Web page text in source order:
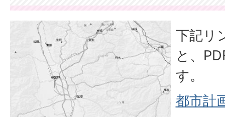
下記リ
と、
す。
都市計